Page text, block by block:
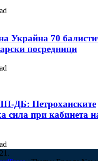
Украйна 70
посредници
ДБ: Петроханските
сила при кабинета